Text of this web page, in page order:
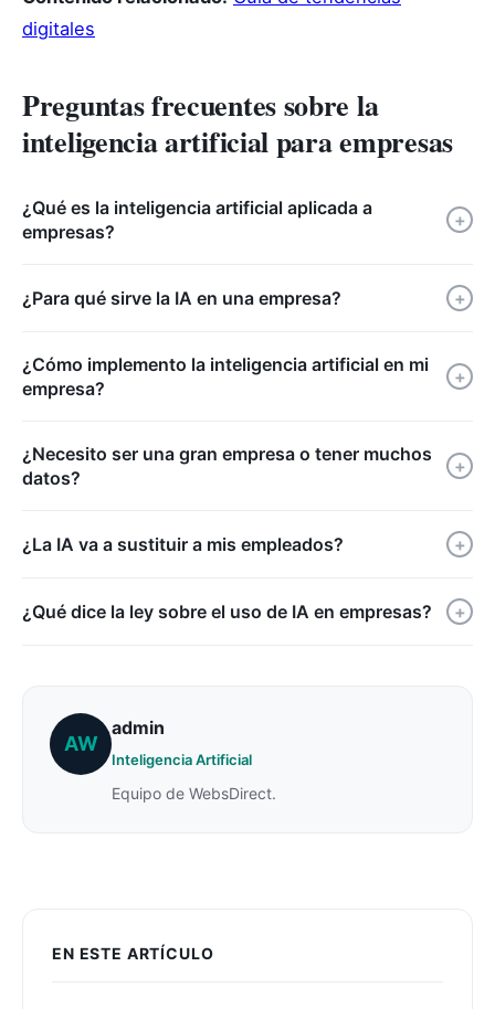
EN ESTE ARTÍCULO
digitales
Preguntas frecuentes sobre la
inteligencia artificial para empresas
¿Qué es la inteligencia artificial aplicada a
empresas?
+
¿Para qué sirve la IA en una empresa? +
¿Cómo implemento la inteligencia artificial en mi
empresa?
+
¿Necesito ser una gran empresa o tener muchos
datos?
+
¿La IA va a sustituir a mis empleados? +
¿Qué dice la ley sobre el uso de IA en empresas? +
AW
admin
Inteligencia Artificial
Equipo de WebsDirect.